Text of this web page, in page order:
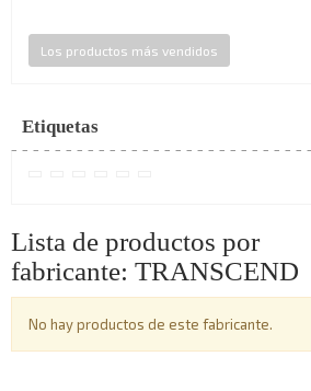
Los productos más vendidos
Etiquetas
Lista de productos por
fabricante: TRANSCEND
No hay productos de este fabricante.